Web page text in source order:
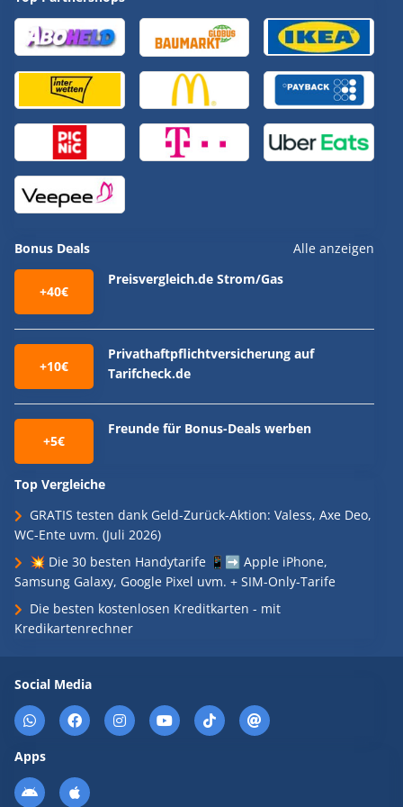
Bonus Deals Alle anzeigen
+40€
Preisvergleich.de Strom/Gas
+10€
Privathaftpflichtversicherung auf
Tarifcheck.de
+5€
Freunde für Bonus-Deals werben
Top Vergleiche
GRATIS testen dank Geld-Zurück-Aktion: Valess, Axe Deo,
WC-Ente uvm. (Juli 2026)
💥 Die 30 besten Handytarife 📱➡️ Apple iPhone,
Samsung Galaxy, Google Pixel uvm. + SIM-Only-Tarife
Die besten kostenlosen Kreditkarten - mit
Kredikartenrechner
Social Media
Apps